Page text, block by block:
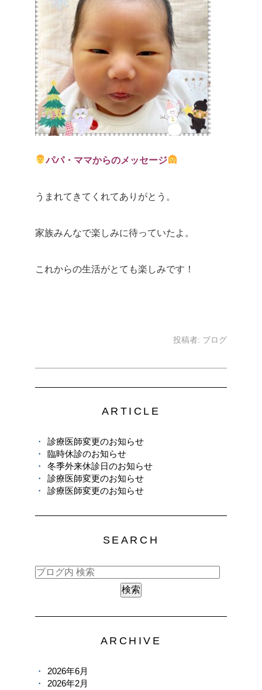
パパ・ママからのメッセージ
うまれてきてくれてありがとう。
家族みんなで楽しみに待っていたよ。
これからの生活がとても楽しみです！
投稿者: ブログ
ARTICLE
診療医師変更のお知らせ
臨時休診のお知らせ
冬季外来休診日のお知らせ
診療医師変更のお知らせ
診療医師変更のお知らせ
SEARCH
ARCHIVE
2026年6月
2026年2月